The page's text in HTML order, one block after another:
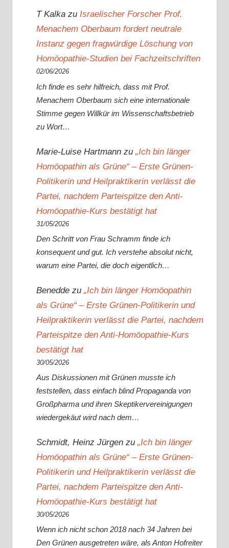
T Kalkazu Israelischer Forscher Prof.
Menachem Oberbaum fordert neutrale
Instanz gegen fragwürdige Löschung von
Homöopathie-Studien bei Fachzeitschriften
02/06/2026
Ich finde es sehr hilfreich, dass mit Prof.
Menachem Oberbaum sich eine internationale
Stimme gegen Willkür im Wissenschaftsbetrieb
zu Wort…
Marie-Luise Hartmannzu „Ich bin länger
Homöopathin als Grüne“ – Erste Grünen-
Politikerin und Heilpraktikerin verlässt die
Partei, nachdem Parteispitze den Anti-
Homöopathie-Kurs bestätigt hat
31/05/2026
Den Schritt von Frau Schramm finde ich
konsequent und gut. Ich verstehe absolut nicht,
warum eine Partei, die doch eigentlich…
Beneddezu „Ich bin länger Homöopathin
als Grüne“ – Erste Grünen-Politikerin und
Heilpraktikerin verlässt die Partei, nachdem
Parteispitze den Anti-Homöopathie-Kurs
bestätigt hat
30/05/2026
Aus Diskussionen mit Grünen musste ich
feststellen, dass einfach blind Propaganda von
Großpharma und ihren Skeptikervereinigungen
wiedergekäut wird nach dem…
Schmidt, Heinz Jürgenzu „Ich bin länger
Homöopathin als Grüne“ – Erste Grünen-
Politikerin und Heilpraktikerin verlässt die
Partei, nachdem Parteispitze den Anti-
Homöopathie-Kurs bestätigt hat
30/05/2026
Wenn ich nicht schon 2018 nach 34 Jahren bei
Den Grünen ausgetreten wäre, als Anton Hofreiter